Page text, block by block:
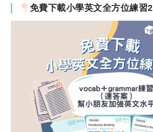
免費下載小學英文全方位練習2